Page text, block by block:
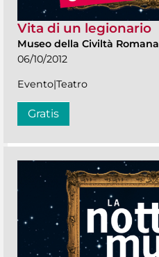
Vita di un legionario
Museo della Civiltà Romana
06/10/2012
Evento|Teatro
Gratis